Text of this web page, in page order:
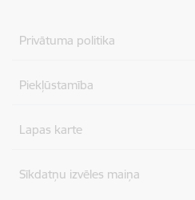
Privātuma politika
Piekļūstamība
Lapas karte
Sīkdatņu izvēles maiņa